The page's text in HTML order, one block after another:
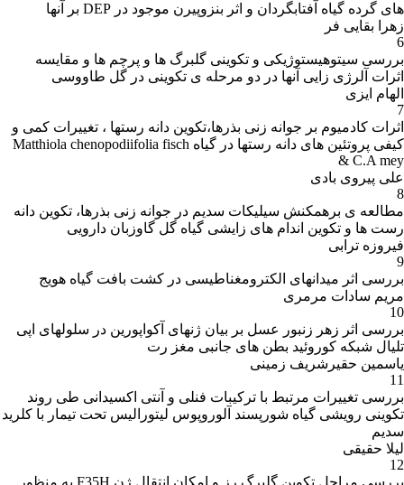
های گرده گیاه آفتابگردان و اثر بنزوپیرن موجود در DEP بر آنها
زهرا بقایی فر
6
بررسی سیتوهیستوژیکی و تکوینی گلبرگ ها و پرچم ها و مقایسه
اثرات آلرژی زایی آنها در دو مرحله ی تکوینی در گل طاووسی
الهام ایزی
7
اثرات کادمیوم بر جوانه زنی بذرها،تکوین دانه رستها ، تغییرات کمی و
کیفی پروتئین های دانه رستها در گیاه Matthiola chenopodiifolia fisch
& C.A mey
علی پیروی بادی
8
مطالعه ی برهمکنش سیلیکات سدیم در جوانه زنی بذرها، تکوین دانه
رست ها و تکوین اندام های زایشی گیاه گل گاوزبان دارویی
فیروزه ترابی
9
بررسی اثر میدانهای الکترومغناطیسی در کشت بافت گیاه هویج
مریم سادات مرمری
10
بررسی اثر زهر زنبور عسل بر بیان ژنهای آکواپورین در سلولهای اپی
تلیال شبکه کوروئید بطن های جانبی مغز رت
یاسمین حقیرشریف زمینی
11
بررسی تغییرات مرتبط با ترکیبات فنلی و آنتی اکسیدانی طی روند
تکوینی رویشی گیاه شورپسند آلوروپوس لیتورالیس تحت تیمار با کلرید
سدیم
لیلا حقیقی
12
بررسی مراحل تکوین گلبرگ رز و امکان انتقال ژن F35H به منظور